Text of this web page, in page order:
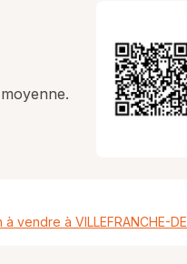
à vendre à VILLEFRANCHE-